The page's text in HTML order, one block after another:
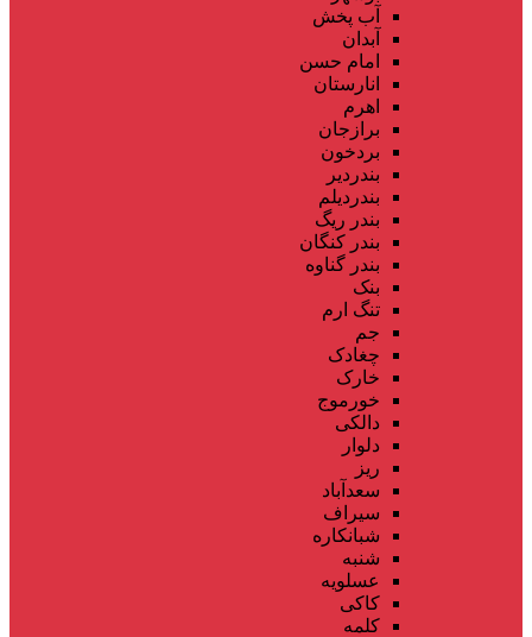
آب پخش
آبدان
امام حسن
انارستان
اهرم
برازجان
بردخون
بندردیر
بندردیلم
بندر ریگ
بندر کنگان
بندر گناوه
بنک
تنگ ارم
جم
چغادک
خارک
خورموج
دالکی
دلوار
ریز
سعدآباد
سیراف
شبانکاره
شنبه
عسلویه
کاکی
کلمه